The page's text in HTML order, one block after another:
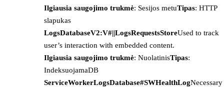
Ilgiausia saugojimo trukmė: Sesijos metuTipas: HTTP
slapukas
LogsDatabaseV2:V#||LogsRequestsStoreUsed to track
user’s interaction with embedded content.
Ilgiausia saugojimo trukmė: NuolatinisTipas:
IndeksuojamaDB
ServiceWorkerLogsDatabase#SWHealthLogNecessary